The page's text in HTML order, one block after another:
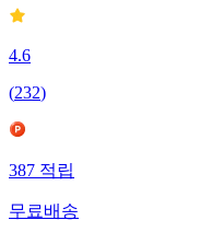
4.6
(232)
387 적립
무료배송